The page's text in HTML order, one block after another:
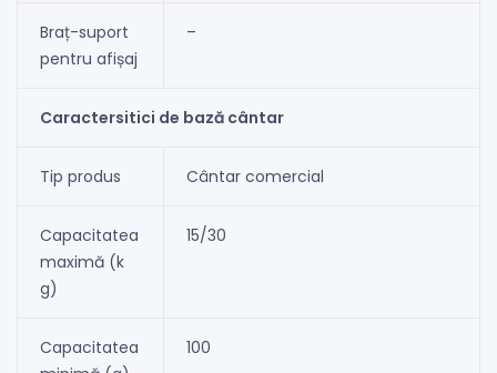
Braț-suport
pentru afișaj
–
Caractersitici de bază cântar
Tip produs Cântar comercial
Capacitatea
maximă (k
g)
15/30
Capacitatea
100